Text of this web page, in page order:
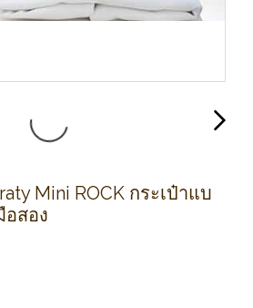
Mini ROCK กระเป๋าแบ
สอง